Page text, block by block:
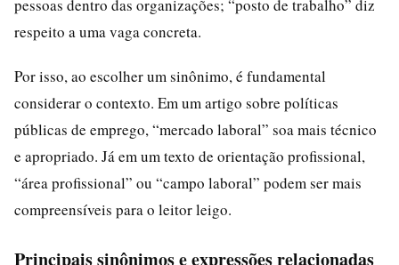
pessoas dentro das organizações; “posto de trabalho” diz
respeito a uma vaga concreta.
Por isso, ao escolher um sinônimo, é fundamental
considerar o contexto. Em um artigo sobre políticas
públicas de emprego, “mercado laboral” soa mais técnico
e apropriado. Já em um texto de orientação profissional,
“área profissional” ou “campo laboral” podem ser mais
compreensíveis para o leitor leigo.
Principais sinônimos e expressões relacionadas